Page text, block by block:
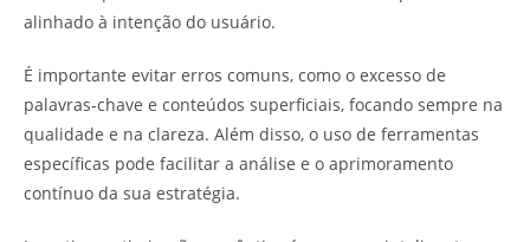
alinhado à intenção do usuário.
É importante evitar erros comuns, como o excesso de
palavras-chave e conteúdos superficiais, focando sempre na
qualidade e na clareza. Além disso, o uso de ferramentas
específicas pode facilitar a análise e o aprimoramento
contínuo da sua estratégia.